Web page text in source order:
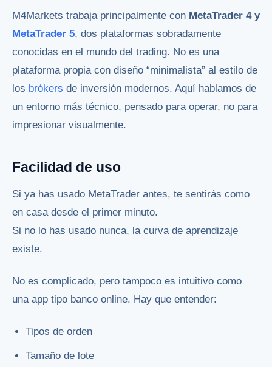
M4Markets trabaja principalmente con MetaTrader 4 y
MetaTrader 5, dos plataformas sobradamente
conocidas en el mundo del trading. No es una
plataforma propia con diseño “minimalista” al estilo de
los brókers de inversión modernos. Aquí hablamos de
un entorno más técnico, pensado para operar, no para
impresionar visualmente.
Facilidad de uso
Si ya has usado MetaTrader antes, te sentirás como
en casa desde el primer minuto.
Si no lo has usado nunca, la curva de aprendizaje
existe.
No es complicado, pero tampoco es intuitivo como
una app tipo banco online. Hay que entender:
Tipos de orden
Tamaño de lote